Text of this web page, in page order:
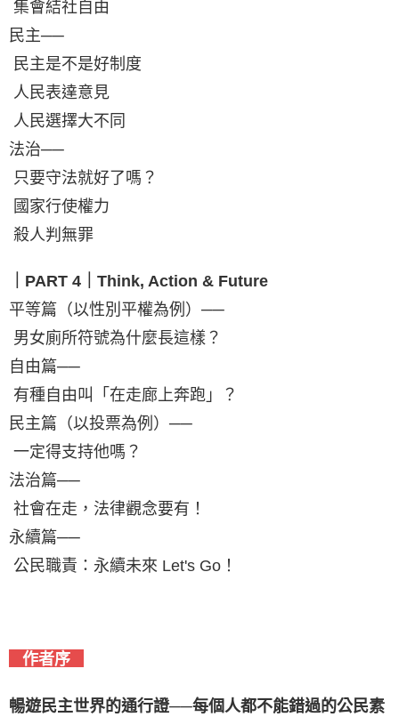
集會結社自由
民主──
民主是不是好制度
人民表達意見
人民選擇大不同
法治──
只要守法就好了嗎？
國家行使權力
殺人判無罪
｜PART 4｜Think, Action & Future
平等篇（以性別平權為例）──
男女廁所符號為什麼長這樣？
自由篇──
有種自由叫「在走廊上奔跑」？
民主篇（以投票為例）──
一定得支持他嗎？
法治篇──
社會在走，法律觀念要有！
永續篇──
公民職責：永續未來 Let's Go！
作者序
暢遊民主世界的通行證──每個人都不能錯過的公民素